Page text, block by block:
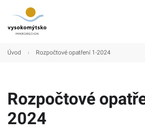
Úvod › Rozpočtové opatření 1-2024
Rozpočtové
2024
Úvod
Turistické cíle